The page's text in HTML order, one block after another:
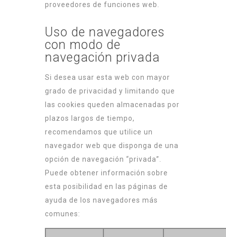
proveedores de funciones web.
Uso de navegadores
con modo de
navegación privada
Si desea usar esta web con mayor
grado de privacidad y limitando que
las cookies queden almacenadas por
plazos largos de tiempo,
recomendamos que utilice un
navegador web que disponga de una
opción de navegación “privada”.
Puede obtener información sobre
esta posibilidad en las páginas de
ayuda de los navegadores más
comunes: